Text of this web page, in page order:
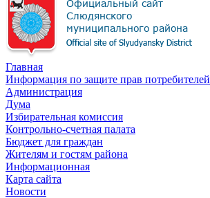
Главная
Информация по защите прав потребителей
Администрация
Дума
Избирательная комиссия
Контрольно-счетная палата
Бюджет для граждан
Жителям и гостям района
Информационная
Карта сайта
Новости